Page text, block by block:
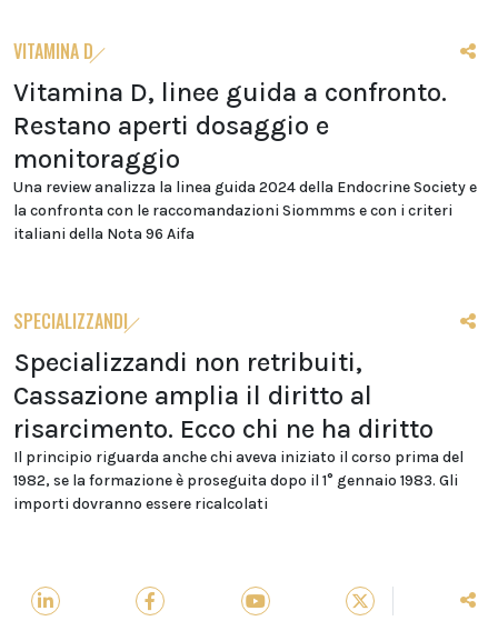
VITAMINA D
Vitamina D, linee guida a confronto.
Restano aperti dosaggio e
monitoraggio
Una review analizza la linea guida 2024 della Endocrine Society e
la confronta con le raccomandazioni Siommms e con i criteri
italiani della Nota 96 Aifa
SPECIALIZZANDI
Specializzandi non retribuiti,
Cassazione amplia il diritto al
risarcimento. Ecco chi ne ha diritto
Il principio riguarda anche chi aveva iniziato il corso prima del
1982, se la formazione è proseguita dopo il 1° gennaio 1983. Gli
importi dovranno essere ricalcolati